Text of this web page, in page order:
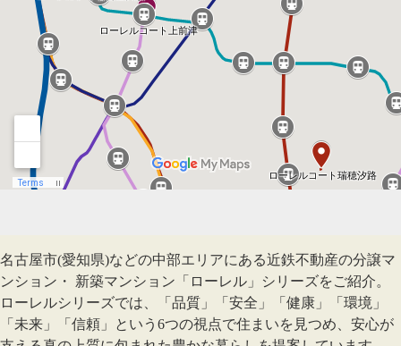
名古屋市(愛知県)などの中部エリアにある近鉄不動産の分譲マ
ンション・ 新築マンション「ローレル」シリーズをご紹介。
ローレルシリーズでは、「品質」「安全」「健康」「環境」
「未来」「信頼」という6つの視点で住まいを見つめ、安心が